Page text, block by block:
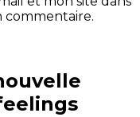
commentaire.